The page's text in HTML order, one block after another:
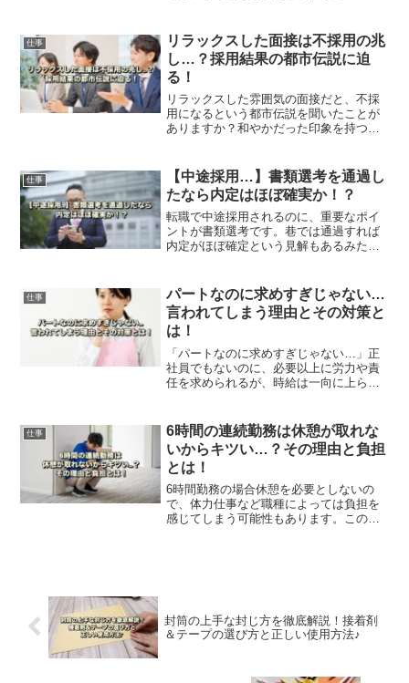
面する怒りの主な原因5つと、対処法をご
紹介します。
仕事
リラックスした面接は不採用の兆
し…？採用結果の都市伝説に迫
る！
リラックスした雰囲気の面接だと、不採
用になるという都市伝説を聞いたことが
ありますか？和やかだった印象を持つと
市伝説かもしれません。その真相を、解
説していきます。
仕事
【中途採用…】書類選考を通過し
たなら内定はほぼ確実か！？
転職で中途採用されるのに、重要なポイ
ントが書類選考です。巷では通過すれば
内定がほぼ確定という見解もあるみたい
下げながらご紹介します。是非、参考に
してみてください。
仕事
パートなのに求めすぎじゃない…
言われてしまう理由とその対策と
は！
「パートなのに求めすぎじゃない…」正
社員でもないのに、必要以上に労力や責
任を求められるが、時給は一向に上らず
の記事では、そう言われてしまう理由と
対策を解説します。
仕事
6時間の連続勤務は休憩が取れな
いからキツい…？その理由と負担
とは！
6時間勤務の場合休憩を必要としないの
で、体力仕事など職種によっては負担を
感じてしまう可能性もあります。この記
封筒の上手な封じ方を徹底解説！接着剤
＆テープの選び方と正しい使用方法♪